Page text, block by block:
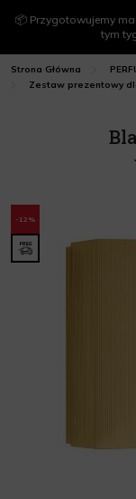
📦 Przygotowujemy
tym
Strona Główna
Zestaw prezentowy
-12%